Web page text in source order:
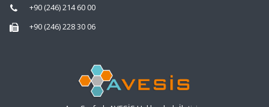
+90 (246) 214 60 00
+90 (246) 228 30 06